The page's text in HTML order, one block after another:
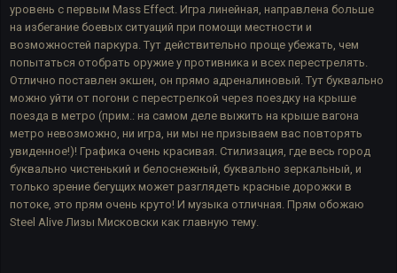
уровень с первым Mass Effect. Игра линейная, направлена больше
на избегание боевых ситуаций при помощи местности и
возможностей паркура. Тут действительно проще убежать, чем
попытаться отобрать оружие у противника и всех перестрелять.
Отлично поставлен экшен, он прямо адреналиновый. Тут буквально
можно уйти от погони с перестрелкой через поездку на крыше
поезда в метро (прим.: на самом деле выжить на крыше вагона
метро невозможно, ни игра, ни мы не призываем вас повторять
увиденное!)! Графика очень красивая. Стилизация, где весь город
буквально чистенький и белоснежный, буквально зеркальный, и
только зрение бегущих может разглядеть красные дорожки в
потоке, это прям очень круто! И музыка отличная. Прям обожаю
Steel Alive Лизы Мисковски как главную тему.